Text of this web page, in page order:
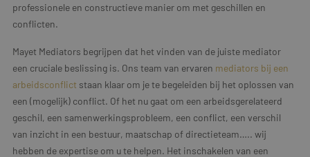
professionele en constructieve manier om met geschillen en
conflicten.
Mayet Mediators begrijpen dat het vinden van de juiste mediator
een cruciale beslissing is. Ons team van ervaren mediators bij een
arbeidsconflict staan klaar om je te begeleiden bij het oplossen van
een (mogelijk) conflict. Of het nu gaat om een arbeidsgerelateerd
geschil, een samenwerkingsprobleem, een conflict, een verschil
van inzicht in een bestuur, maatschap of directieteam….. wij
hebben de expertise om u te helpen. Het inschakelen van een